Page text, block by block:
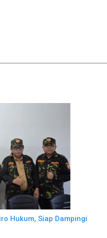
Hukum, Siap Dampingi